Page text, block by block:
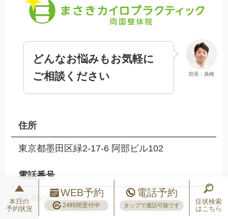
院長：真崎
どんなお悩みもお気軽に
ご相談ください
住所
東京都墨田区緑2-17-6 阿部ビル102
電話番号
03-6808-9975
本日の
予約状況
WEB予約
24時間受付中
電話予約
タップで通話可能です
症状検索
はこちら